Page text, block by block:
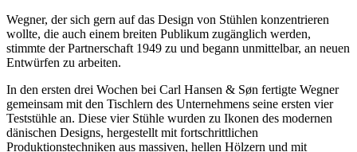
Wegner, der sich gern auf das Design von Stühlen konzentrieren
wollte, die auch einem breiten Publikum zugänglich werden,
stimmte der Partnerschaft 1949 zu und begann unmittelbar, an neuen
Entwürfen zu arbeiten.
In den ersten drei Wochen bei Carl Hansen & Søn fertigte Wegner
gemeinsam mit den Tischlern des Unternehmens seine ersten vier
Teststühle an. Diese vier Stühle wurden zu Ikonen des modernen
dänischen Designs, hergestellt mit fortschrittlichen
Produktionstechniken aus massiven, hellen Hölzern und mit